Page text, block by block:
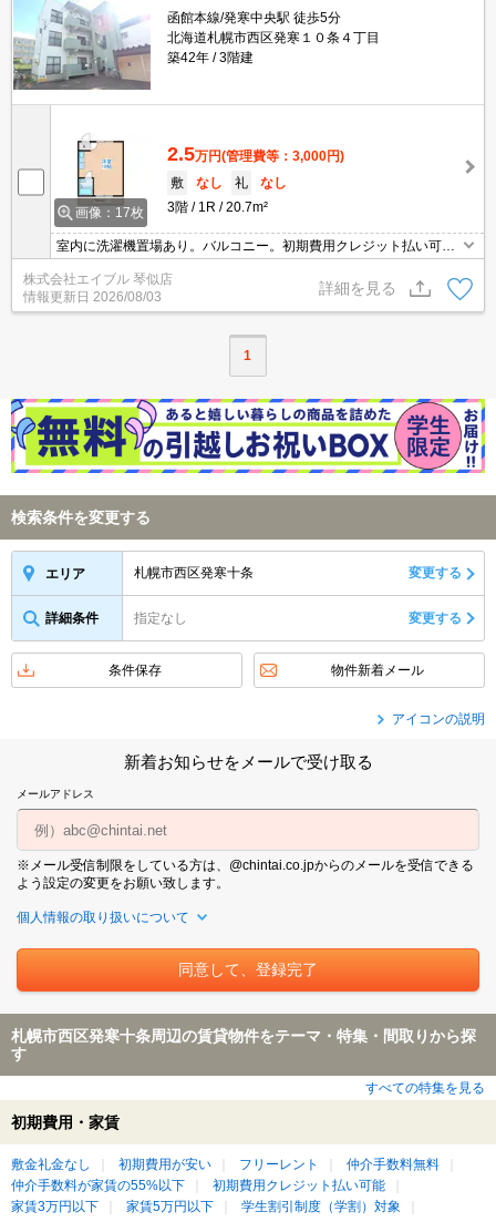
函館本線/発寒中央駅 徒歩5分
北海道札幌市西区発寒１０条４丁目
築42年
3階建
画像：17枚
2.5万円(管理費等：3,000円)
敷
なし 礼
なし
3階
1R 20.7m²
室内に洗濯機置場あり。バルコニー。初期費用クレジット払い可
まで平坦。駅から明るい道のり。朝も楽々。駅ちか物件！。住宅街
に立地。
株式会社エイブル 琴似店
情報更新日 2026/08/03
詳細を見る
1
検索条件を変更する
エリア 札幌市西区発寒十条 変更する
詳細条件 指定なし 変更する
条件保存 物件新着メール
アイコンの説明
新着お知らせをメールで受け取る
メールアドレス
※メール受信制限をしている方は、@chintai.co.jpからのメールを受信できる
よう設定の変更をお願い致します。
個人情報の取り扱いについて
札幌市西区発寒十条周辺の賃貸物件をテーマ・特集・間取りから探
す
すべての特集を見る
初期費用・家賃
敷金礼金なし 初期費用が安い フリーレント
仲介手数料無料
仲介手数料が家賃の55%以下
初期費用クレジット払い可能
家賃3万円以下
家賃5万円以下 学生割引制度（学割）対象